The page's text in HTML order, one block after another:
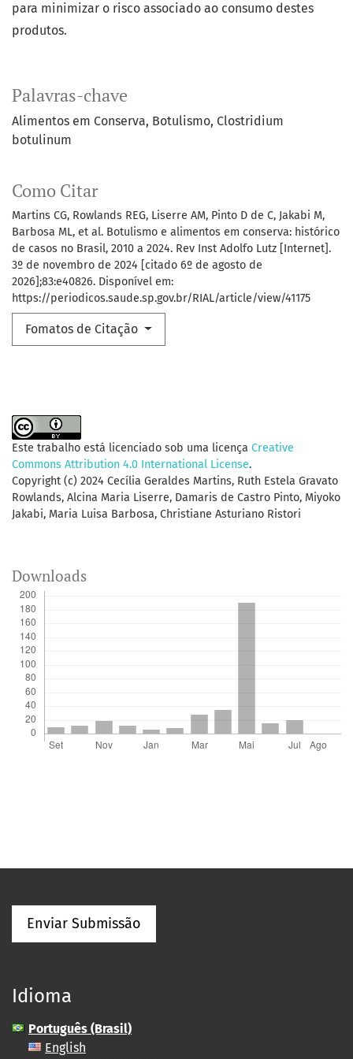
Palavras-chave
Alimentos em Conserva Botulismo Clostridium
botulinum
Como Citar
Martins CG, Rowlands REG, Liserre AM, Pinto D de C, Jakabi M,
Barbosa ML, et al. Botulismo e alimentos em conserva: histórico
de casos no Brasil, 2010 a 2024. Rev Inst Adolfo Lutz [Internet].
3º de novembro de 2024 [citado 6º de agosto de
2026];83:e40826. Disponível em:
https://periodicos.saude.sp.gov.br/RIAL/article/view/41175
Fomatos de Citação
para minimizar o risco associado ao consumo destes
produtos.
Este trabalho está licenciado sob uma licença Creative
Commons Attribution 4.0 International License.
Copyright (c) 2024 Cecília Geraldes Martins, Ruth Estela Gravato
Rowlands, Alcina Maria Liserre, Damaris de Castro Pinto, Miyoko
Jakabi, Maria Luisa Barbosa, Christiane Asturiano Ristori
Downloads
Enviar Submissão
Idioma
Português (Brasil)
English